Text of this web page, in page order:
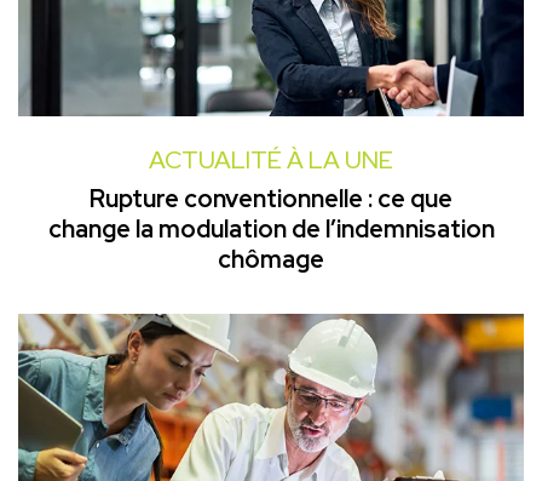
ACTUALITÉ À LA UNE
Rupture conventionnelle : ce que
change la modulation de l’indemnisation
chômage